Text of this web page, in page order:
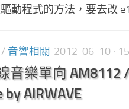
動程式的方法，要去改
/ 音響相關 2012-06-10 ·
音樂單向
AIRWAVE